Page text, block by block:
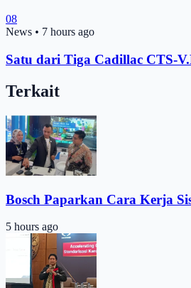
08
News • 7 hours ago
Satu dari Tiga Cadillac CTS-
Terkait
Bosch Paparkan Cara Kerja
5 hours ago